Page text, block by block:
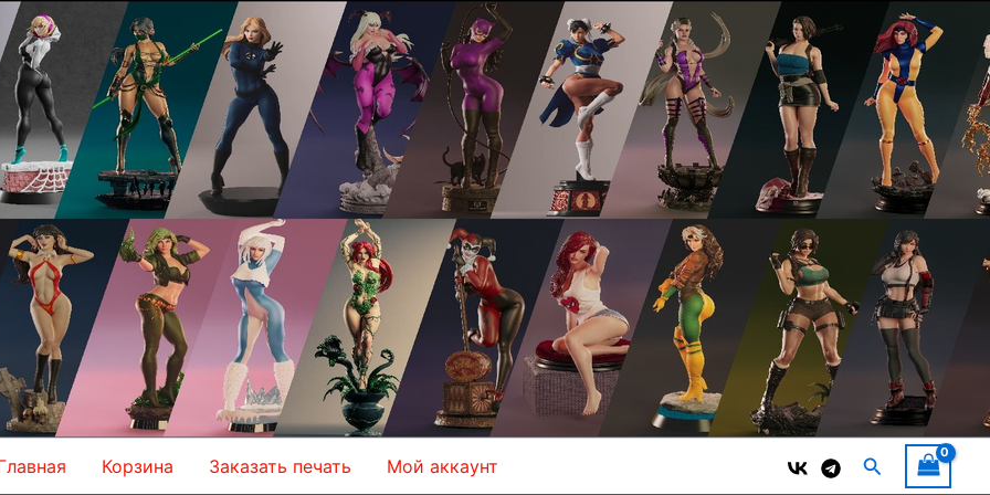
Корзина Заказать печать Мой аккаунт Поиск